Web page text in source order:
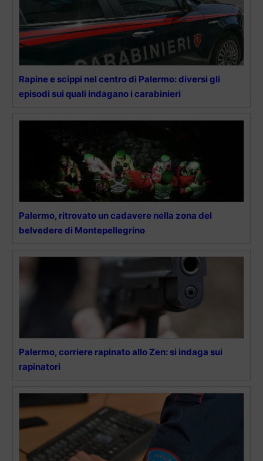
Rapine e scippi nel centro di Palermo: diversi gli
episodi sui quali indagano i carabinieri
Palermo, ritrovato un cadavere nella zona del
belvedere di Montepellegrino
Palermo, corriere rapinato allo Zen: si indaga sui
rapinatori